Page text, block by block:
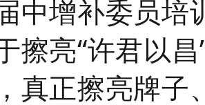
中增补委员培
擦亮“许君以
真正擦亮牌